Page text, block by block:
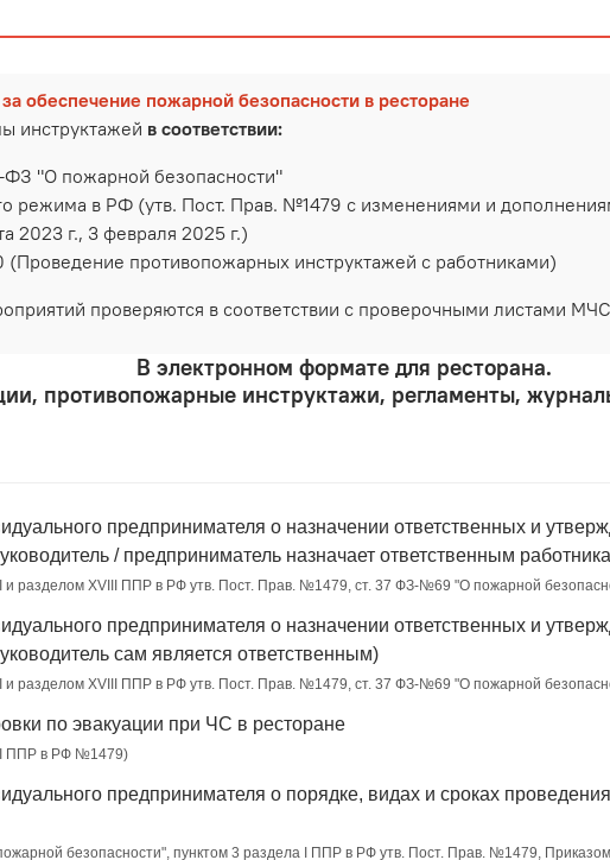
обеспечение пожарной безопасности в ресторане
инструктажей в соответствии:
"О пожарной безопасности"
режима в РФ (утв. Пост. Прав. №1479 с изменениями и
2023 г., 3 февраля 2025 г.)
противопожарных инструктажей с работниками)
проверяются в соответствии с проверочными листами
В электронном формате для ресторана.
противопожарные инструктажи, регламенты,
предпринимателя о назначении ответственных и
/ предприниматель назначает ответственным
I и разделом XVIII ППР в РФ утв. Пост. Прав. №1479, ст. 37 ФЗ-№69 "О пожарной
предпринимателя о назначении ответственных и
сам является ответственным)
I и разделом XVIII ППР в РФ утв. Пост. Прав. №1479, ст. 37 ФЗ-№69 "О пожарной
по эвакуации при ЧС в ресторане
I ППР в РФ №1479)
предпринимателя о порядке, видах и сроках
безопасности", пунктом 3 раздела I ППР в РФ утв. Пост. Прав. №1479,